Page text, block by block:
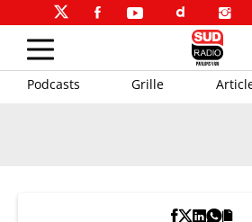
Podcasts Grille